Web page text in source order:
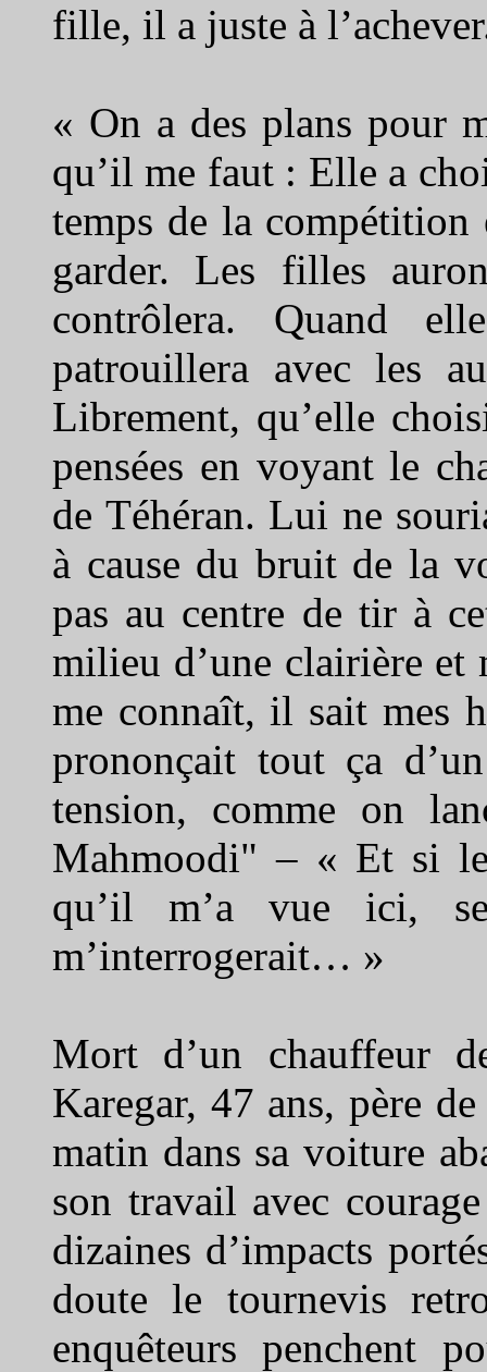
fille, il a juste à
« On a des plans pour
qu’il me faut : Elle a
temps de la compétition
garder. Les filles
contrôlera. Quand
patrouillera avec les
Librement, qu’elle
pensées en voyant le
de Téhéran. Lui ne
à cause du bruit de la
pas au centre de tir à
milieu d’une clairière
me connaît, il sait mes
prononçait tout ça
tension, comme on
Mahmoodi" – « Et si
qu’il m’a vue ici,
m’interrogerait… »
Mort d’un chauffeur
Karegar, 47 ans, père
matin dans sa voiture
son travail avec
dizaines d’impacts
doute le tournevis
enquêteurs penchent